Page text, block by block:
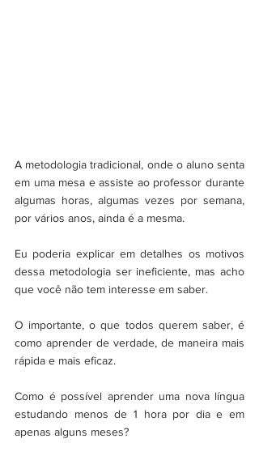
A metodologia tradicional, onde o aluno senta
em uma mesa e assiste ao professor durante
algumas horas, algumas vezes por semana,
por vários anos, ainda é a mesma.
Eu poderia explicar em detalhes os motivos
dessa metodologia ser ineficiente, mas acho
que você não tem interesse em saber.
O importante, o que todos querem saber, é
como aprender de verdade, de maneira mais
rápida e mais eficaz.
Como é possível aprender uma nova língua
estudando menos de 1 hora por dia e em
apenas alguns meses?